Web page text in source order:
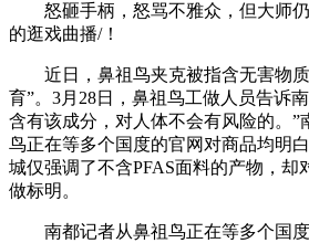
怒砸手柄，怒骂不雅众，但大师仍
的逛戏曲播/！
近日，鼻祖鸟夹克被指含无害物质
育”。3月28日，鼻祖鸟工做人员告诉
含有该成分，对人体不会有风险的。”
鸟正在等多个国度的官网对商品均明
城仅强调了不含PFAS面料的产物，却
做标明。
南都记者从鼻祖鸟正在等多个国度